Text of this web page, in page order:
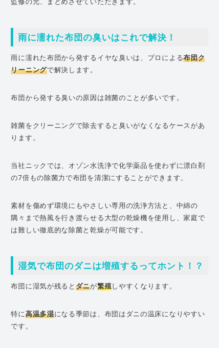
雨に濡れた布団の臭いはこれで解決！
雨に濡れた布団から発するイヤな臭いは、プロによる布団ク
リーニングで解決します。
布団から発する臭いの原因は雑菌のことが多いです。
雑菌をクリーニングで除去すると臭いがなくなるケースがあ
ります。
当社ニックでは、オゾン水洗浄で化学薬品を使わずに漂白剤
の7倍もの除菌力で布団を清潔にすることができます。
素材を傷めず環境にもやさしい専用の洗浄方法と、中綿の
隅々まで熱風を行き渡らせる大型の乾燥機を使用し、家庭で
は難しい徹底的な除菌と乾燥が可能です。
湿気で布団のダニは増殖するってホント！？
布団に湿気が残ると ダニが繁殖しやすくなります。
特に高温多湿になる季節は、布団はダニの温床になりやすい
です。